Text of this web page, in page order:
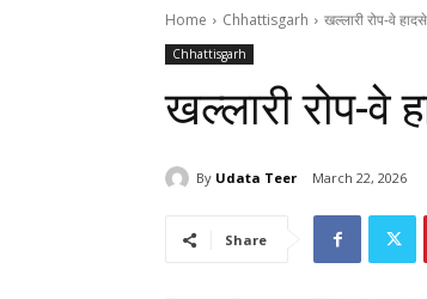
Home Chhattisgarh खल्लारी रोप-वे
Chhattisgarh
खल्लारी रोप-वे
By Udata Teer March 22, 2026
Share